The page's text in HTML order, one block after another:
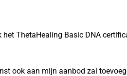
ThetaHealing Basic DNA
ook aan mijn aanbod zal